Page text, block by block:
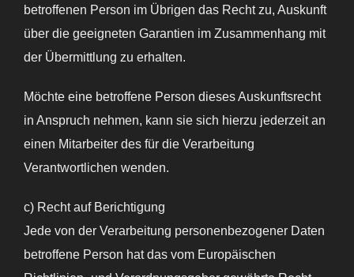
betroffenen Person im Übrigen das Recht zu, Auskunft
über die geeigneten Garantien im Zusammenhang mit
der Übermittlung zu erhalten.
Möchte eine betroffene Person dieses Auskunftsrecht
in Anspruch nehmen, kann sie sich hierzu jederzeit an
einen Mitarbeiter des für die Verarbeitung
Verantwortlichen wenden.
c) Recht auf Berichtigung
Jede von der Verarbeitung personenbezogener Daten
betroffene Person hat das vom Europäischen